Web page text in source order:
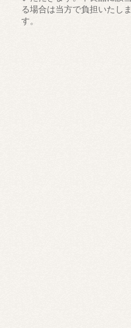
る場合は当方で負担いたしま
す。